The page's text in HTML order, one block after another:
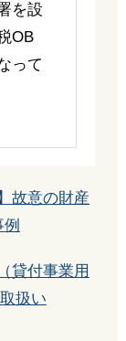
を設
OB
って
故意の財産
貸付事業用
扱い